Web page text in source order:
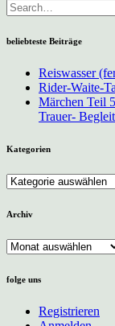
beliebteste Beiträge
Reiswasser
Rider-Waite-
Märchen Teil
Trauer-
Kategorien
Kategorien
Archiv
Archiv
folge uns
Registrieren